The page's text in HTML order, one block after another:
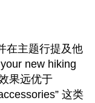
在主题行提及他
new hiking
果远优于
” 这类